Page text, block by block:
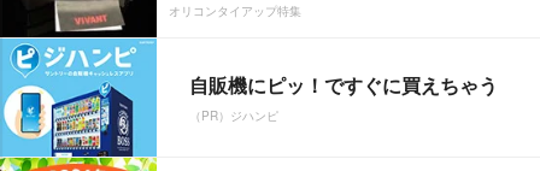
オリコンタイアップ特集
自販機にピッ！ですぐに買えちゃう
（PR）ジハンピ